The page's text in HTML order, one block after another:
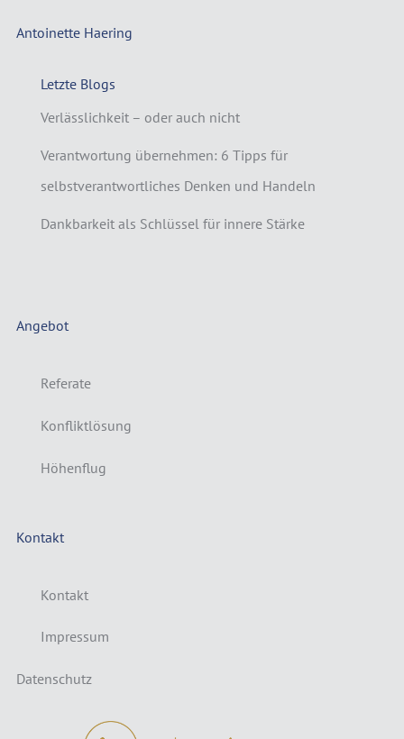
Antoinette Haering
Letzte Blogs
Verlässlichkeit – oder auch nicht
Verantwortung übernehmen: 6 Tipps für
selbstverantwortliches Denken und Handeln
Dankbarkeit als Schlüssel für innere Stärke
Angebot
Referate
Konfliktlösung
Höhenflug
Kontakt
Kontakt
Impressum
Datenschutz